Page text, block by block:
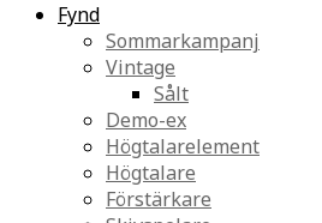
Fynd
Sommarkampanj
Vintage
Sålt
Demo-ex
Högtalarelement
Högtalare
Förstärkare